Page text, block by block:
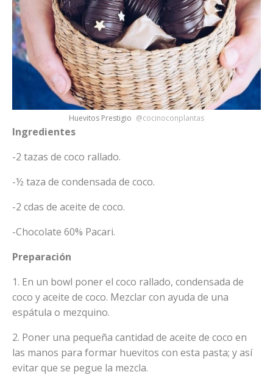
Huevitos Prestigio @cocinoconplantas
Ingredientes
-2 tazas de coco rallado.
-½ taza de condensada de coco.
-2 cdas de aceite de coco.
-Chocolate 60% Pacari.
Preparación
1. En un bowl poner el coco rallado, condensada de
coco y aceite de coco. Mezclar con ayuda de una
espátula o mezquino.
2. Poner una pequeña cantidad de aceite de coco en
las manos para formar huevitos con esta pasta; y así
evitar que se pegue la mezcla.